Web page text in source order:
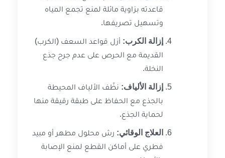
قاعدته بزاوية مائلة لمنع تجمع المياه
وتسهيل تصريفها.
إزالة الكرب: أزل قواعد السعف (الكرب)
القديمة مع الحرص على عدم جرح جذع
النخلة.
إزالة الألياف: نظّف الألياف المحيطة
بالجذع مع الحفاظ على طبقة رقيقة منها
لحماية الجذع.
العلاج الوقائي: رش محلول مطهر أو مبيد
فطري على أماكن القطع لمنع الإصابة